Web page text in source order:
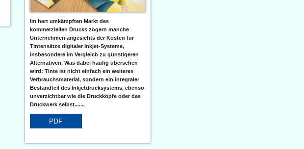
Im hart umkämpften Markt des
kommerziellen Drucks zögern manche
Unternehmen angesichts der Kosten für
Tintensätze digitaler Inkjet-Systeme,
insbesondere im Vergleich zu günstigeren
Alternativen. Was dabei häufig übersehen
wird: Tinte ist nicht einfach ein weiteres
Verbrauchsmaterial, sondern ein integraler
Bestandteil des Inkjetdrucksystems, ebenso
unverzichtbar wie die Druckköpfe oder das
Druckwerk selbst.......
PDF